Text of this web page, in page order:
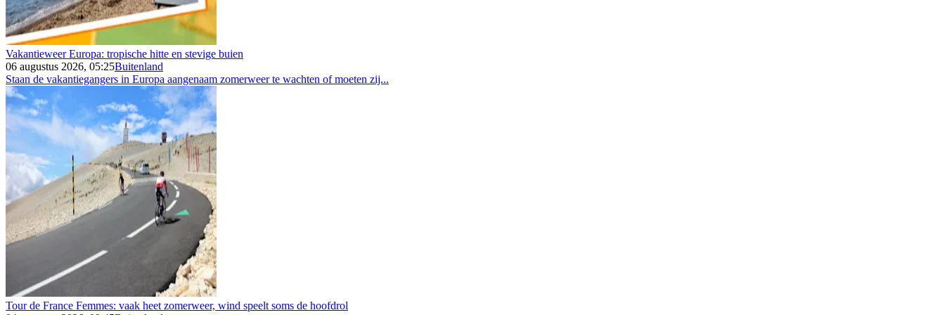
Vakantieweer Europa: tropische hitte en stevige buien
06 augustus 2026, 05:25Buitenland
Staan de vakantiegangers in Europa aangenaam zomerweer te wachten of moeten zij...
Tour de France Femmes: vaak heet zomerweer, wind speelt soms de hoofdrol